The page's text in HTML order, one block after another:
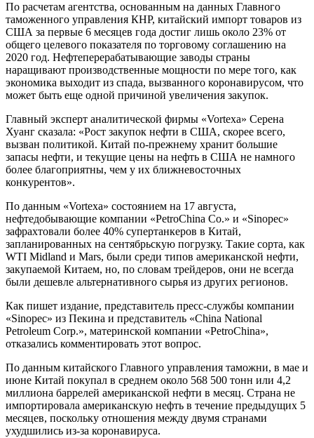
По расчетам агентства, основанным на данных Главного
таможенного управления КНР, китайский импорт товаров из
США за первые 6 месяцев года достиг лишь около 23% от
общего целевого показателя по торговому соглашению на
2020 год. Нефтеперерабатывающие заводы страны
наращивают производственные мощности по мере того, как
экономика выходит из спада, вызванного коронавирусом, что
может быть еще одной причиной увеличения закупок.
Главный эксперт аналитической фирмы «Vortexa» Серена
Хуанг сказала: «Рост закупок нефти в США, скорее всего,
вызван политикой. Китай по-прежнему хранит большие
запасы нефти, и текущие цены на нефть в США не намного
более благоприятны, чем у их ближневосточных
конкурентов».
По данным «Vortexa» состоянием на 17 августа,
нефтедобывающие компании «PetroChina Co.» и «Sinopec»
зафрахтовали более 40% супертанкеров в Китай,
запланированных на сентябрьскую погрузку. Такие сорта, как
WTI Midland и Mars, были среди типов американской нефти,
закупаемой Китаем, но, по словам трейдеров, они не всегда
были дешевле альтернативного сырья из других регионов.
Как пишет издание, представитель пресс-службы компании
«Sinopec» из Пекина и представитель «China National
Petroleum Corp.», материнской компании «PetroChina»,
отказались комментировать этот вопрос.
По данным китайского Главного управления таможни, в мае и
июне Китай покупал в среднем около 568 500 тонн или 4,2
миллиона баррелей американской нефти в месяц. Страна не
импортировала американскую нефть в течение предыдущих 5
месяцев, поскольку отношения между двумя странами
ухудшились из-за коронавируса.